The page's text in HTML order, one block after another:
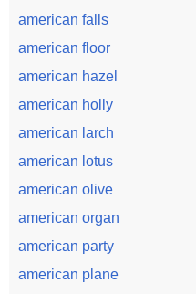
american falls
american floor
american hazel
american holly
american larch
american lotus
american olive
american organ
american party
american plane